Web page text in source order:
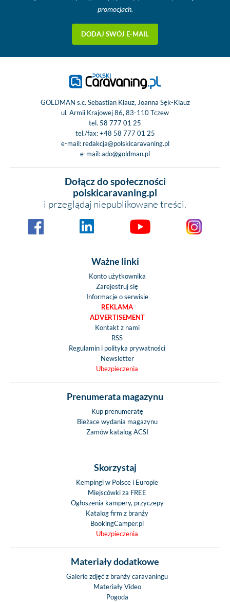
promocjach.
DODAJ SWÓJ E-MAIL
GOLDMAN s.c. Sebastian Klauz, Joanna Sęk-Klauz
ul. Armii Krajowej 86, 83-110 Tczew
tel. 58 777 01 25
tel./fax:+48 58 777 01 25
e-mail: redakcja@polskicaravaning.pl
e-mail:ado@goldman.pl
Dołącz do społeczności
polskicaravaning.pl
i przeglądaj niepublikowane treści.
Ważne linki
Konto użytkownika
Zarejestruj się
Informacje o serwisie
REKLAMA
ADVERTISEMENT
Kontakt z nami
RSS
Regulamin i polityka prywatności
Newsletter
Ubezpieczenia
Prenumerata magazynu
Kup prenumeratę
Bieżace wydania magazynu
Zamów katalog ACSI
Skorzystaj
Kempingi w Polsce i Europie
Miejscówki za FREE
Ogłoszenia kampery, przyczepy
Katalog firm z branży
BookingCamper.pl
Ubezpieczenia
Materiały dodatkowe
Galerie zdjęć z branży caravaningu
Materiały Video
Pogoda